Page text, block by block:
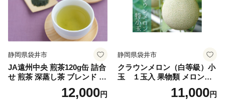
静岡県袋井市
JA遠州中央 煎茶120g缶 詰合
せ 煎茶 深蒸し茶 ブレンド ギ
フト 贈り物 人気 厳選 おすす
め 袋井市 飲料類 お茶 緑茶
12,000円
静岡県袋井市
クラウンメロン（白等級）小
玉 １玉入 果物類 メロン青
11,000円